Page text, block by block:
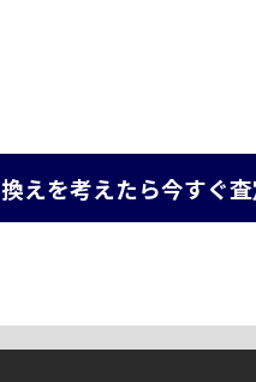
えを考えたら今すぐ